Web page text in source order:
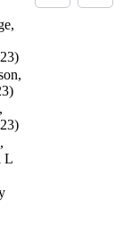
L